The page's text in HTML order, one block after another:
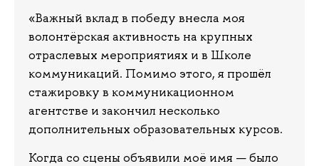
«Важный вклад в победу внесла моя
волонтёрская активность на крупных
отраслевых мероприятиях и в Школе
коммуникаций. Помимо этого, я прошёл
стажировку в коммуникационном
агентстве и закончил несколько
дополнительных образовательных курсов.
Когда со сцены объявили моё имя — было